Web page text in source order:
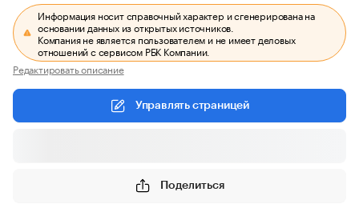
Информация носит справочный характер и сгенерирована на
основании данных из открытых источников.
Компания не является пользователем и не имеет деловых
отношений с сервисом РБК Компании.
Редактировать описание
Управлять страницей
Поделиться